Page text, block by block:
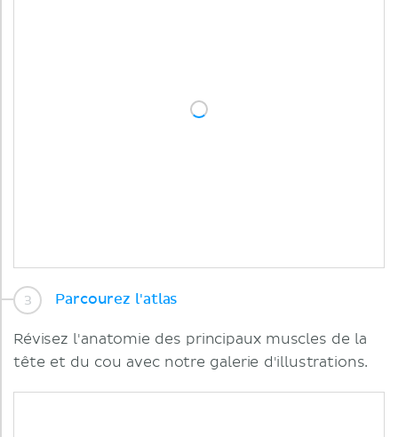
Parcourez l'atlas
Révisez l'anatomie des principaux muscles de la
tête et du cou avec notre galerie d'illustrations.